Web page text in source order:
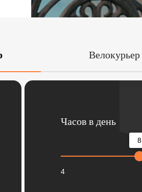
Велокурьер
Часов в день
8
4